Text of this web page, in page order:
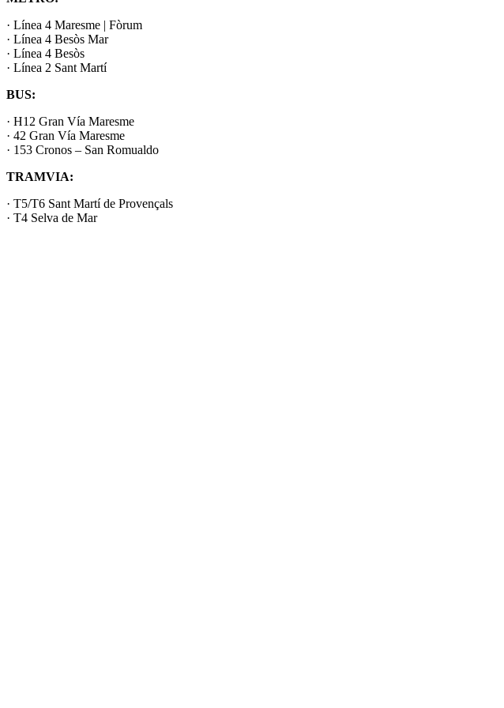
· Línea 4 Maresme | Fòrum
· Línea 4 Besòs Mar
· Línea 4 Besòs
· Línea 2 Sant Martí
BUS:
· H12 Gran Vía Maresme
· 42 Gran Vía Maresme
· 153 Cronos – San Romualdo
TRAMVIA:
· T5/T6 Sant Martí de Provençals
· T4 Selva de Mar